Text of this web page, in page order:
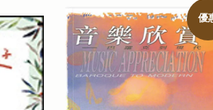
優